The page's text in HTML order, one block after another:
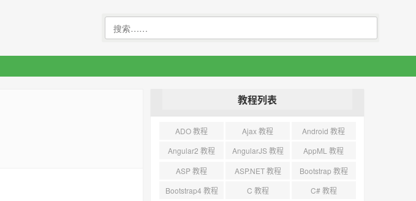
教程列表
ADO 教程 Ajax 教程
Android 教程
Angular2 教程
AngularJS 教程
AppML 教程
ASP 教程
ASP.NET 教程
Bootstrap 教程
Bootstrap4 教程
C 教程
C# 教程